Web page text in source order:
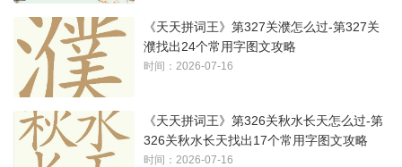
《天天拼词王》第327关濮怎么过-第327关
濮找出24个常用字图文攻略
时间：2026-07-16
《天天拼词王》第326关秋水长天怎么过-第
326关秋水长天找出17个常用字图文攻略
时间：2026-07-16